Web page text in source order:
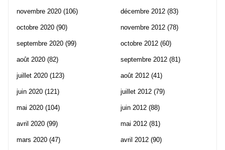
novembre 2020 (106)
octobre 2020 (90)
septembre 2020 (99)
août 2020 (82)
juillet 2020 (123)
juin 2020 (121)
mai 2020 (104)
avril 2020 (99)
mars 2020 (47)
décembre 2012 (83)
novembre 2012 (78)
octobre 2012 (60)
septembre 2012 (81)
août 2012 (41)
juillet 2012 (79)
juin 2012 (88)
mai 2012 (81)
avril 2012 (90)